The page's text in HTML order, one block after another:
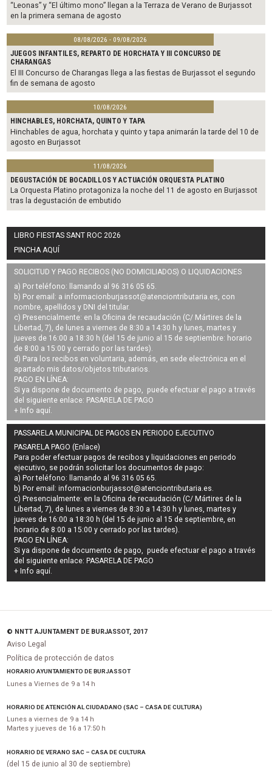
“Leonas” y “El último mono” llegan a la Terraza de Verano de Burjassot
en la primera semana de agosto
08/08/2026 - 09/08/2026
JUEGOS INFANTILES, REPARTO DE HORCHATA Y III CONCURSO DE
CHARANGAS
El III Concurso de Charangas llega a las fiestas de Burjassot el segundo
fin de semana de agosto
10/08/2026
HINCHABLES, HORCHATA, QUINTO Y TAPA
Hinchables de agua, horchata y quinto y tapa animarán la tarde del 10 de
agosto en Burjassot
11/08/2026
DEGUSTACIÓN DE BOCADILLOS Y ACTUACIÓN ORQUESTA PLATINO
La Orquesta Platino protagoniza la noche del 11 de agosto en Burjassot
tras la degustación de embutido
LIBRO FIESTAS SANT ROC 2026
PINCHA AQUÍ
SOLICITUD Y PAGO RECIBOS (NO DOMICILIADOS) O LIQUIDACIONES
a) Por teléfono: llamando al 96 316 05 65.
b) Por email: a informacionburjassot@atenciontributaria.es, con
nombre, apellidos y DNI del titular.
c) Presencialmente: en la Oficina de recaudación (C/ Mártires de la
Libertad, 7), de lunes a viernes de 8:30 a 14:30 h y lunes, martes y
jueves de 16:00 a 18:30 h (del 15 de junio al 15 de septiembre: horario
de 8:00 a 15:00 y cerrado por las tardes).
d) Para los recibos en voluntaria, además, en sede electrónica en el
apartado mis datos/objetos tributarios.
PAGO EN LÍNEA:
Si ya dispone de documento de pago, puede efectuar el pago a través
del siguiente enlace: PASARELA DE PAGO
+ Info aquí.
PASSARELA MUNICIPAL DE PAGOS EN PERIODO EJECUTIVO
PASARELA PAGO (Enlace)
Para poder efectuar pagos derecibos y liquidaciones en periodo
ejecutivo, se podrán solicitar los documentos de pago:
a) Por teléfono: llamando al 96 316 05 65.
b) Por email:informacionburjassot@atenciontributaria.es.
c) Presencialmente: en la Oficina de recaudación (C/ Mártires de la
Libertad, 7), de lunes a viernes de 8:30 a 14:30 h y lunes, martes y
jueves de 16:00 a 18:30 h (del 15 de junio al 15 de septiembre, en
horario de 8:00 a 15:00 y cerrado por las tardes).
PAGO EN LÍNEA:
Si ya dispone de documento de pago, puede efectuar el pago a través
del siguiente enlace: PASARELA DE PAGO
+ Info aquí.
© NNTT AJUNTAMENT DE BURJASSOT, 2017
Aviso Legal
Política de protección de datos
HORARIO AYUNTAMIENTO DE BURJASSOT
Lunes a Viernes de 9 a 14 h
HORARIO DE ATENCIÓN AL CIUDADANO (SAC – CASA DE CULTURA)
Lunes a viernes de 9 a 14 h
Martes y jueves de 16 a 17:50 h
HORARIO DE VERANO SAC – CASA DE CULTURA
(del 15 de junio al 30 de septiembre)